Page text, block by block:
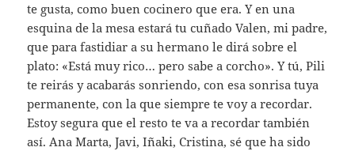
te gusta, como buen cocinero que era. Y en una
esquina de la mesa estará tu cuñado Valen, mi padre,
que para fastidiar a su hermano le dirá sobre el
plato: «Está muy rico… pero sabe a corcho». Y tú, Pili
te reirás y acabarás sonriendo, con esa sonrisa tuya
permanente, con la que siempre te voy a recordar.
Estoy segura que el resto te va a recordar también
así. Ana Marta, Javi, Iñaki, Cristina, sé que ha sido